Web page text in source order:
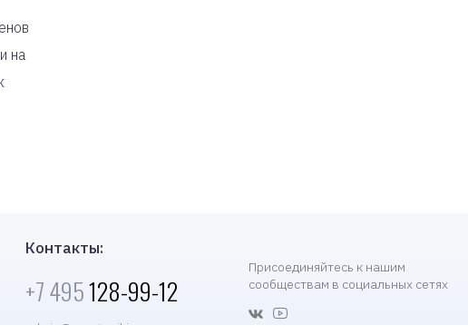
на
Контакты:
+7 495128-99-12
Присоединяйтесь к нашим
сообществам в социальных сетях